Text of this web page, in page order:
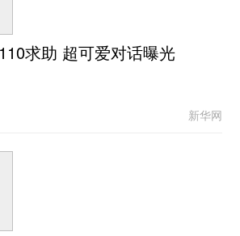
求助 超可爱对话曝光
新华网